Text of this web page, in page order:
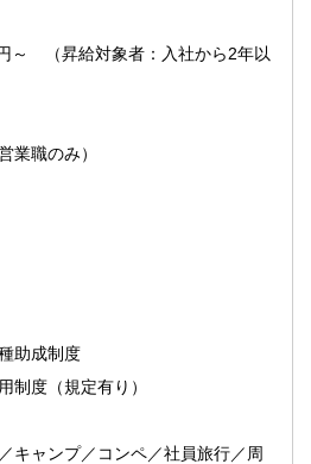
～ （昇給対象者：入社から2年以
業職のみ）
助成制度
制度（規定有り）
キャンプ／コンペ／社員旅行／周